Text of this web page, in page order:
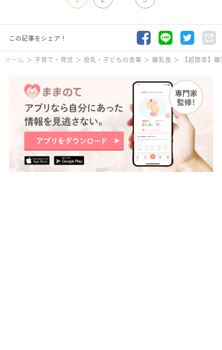
この記事をシェア！
ホーム 子育て・育児 授乳・子どもの食事 離乳食 【超簡単】